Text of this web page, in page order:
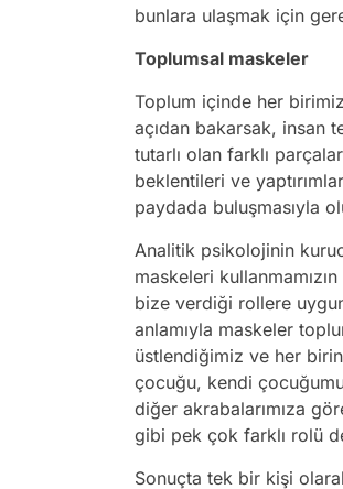
bunlara ulaşmak için
Toplumsal maskeler
Toplum içinde her
açıdan bakarsak, insan
tutarlı olan farklı
beklentileri ve
paydada buluşmasıyla
Analitik psikolojinin
maskeleri
bize verdiği rollere
anlamıyla maskeler
üstlendiğimiz ve her
çocuğu, kendi
diğer akrabalarımıza
gibi pek çok farklı rolü
Sonuçta tek bir kişi